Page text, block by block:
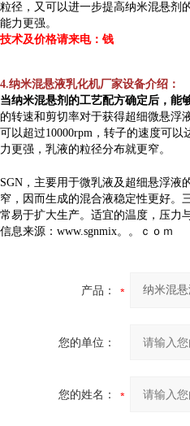
粒径，又可以进一步提高纳米混悬剂
能力更强。
技术及价格请来电：钱
4.纳米混悬液乳化机厂家设备介绍：
当纳米混悬剂的工艺配方确定后，能
的转速和剪切率对于获得超细微悬浮
可以超过10000rpm，转子的速度可
力更强，乳液的粒径分布就更窄。
SGN ，主要用于微乳液及超细悬浮
窄，因而生成的混合液稳定性更好。
常易于扩大生产。适宜的温度，压力
信息来源：www.sgnmix。。ｃｏｍ
产品：
您的单位：
您的姓名：